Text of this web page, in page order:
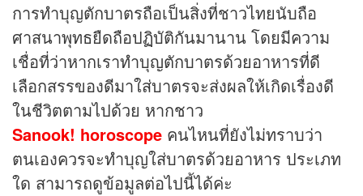
การทำบุญตักบาตรถือเป็นสิ่งที่ชาวไทยนับถือ
ศาสนาพุทธยืดถือปฏิบัติกันมานาน โดยมีความ
เชื่อที่ว่าหากเราทำบุญตักบาตรด้วยอาหารที่ดี
เลือกสรรของดีมาใส่บาตรจะส่งผลให้เกิดเรื่องดี
ในชีวิตตามไปด้วย หากชาว
Sanook! horoscope คนไหนที่ยังไม่ทราบว่า
ตนเองควรจะทำบุญใส่บาตรด้วยอาหาร ประเภท
ใด สามารถดูข้อมูลต่อไปนี้ได้ค่ะ